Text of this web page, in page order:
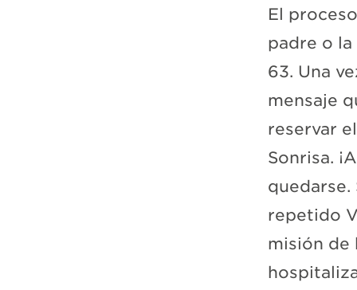
El
padre o
63. Una
mensaje
reservar
Sonrisa.
quedarse.
repetido
misión de